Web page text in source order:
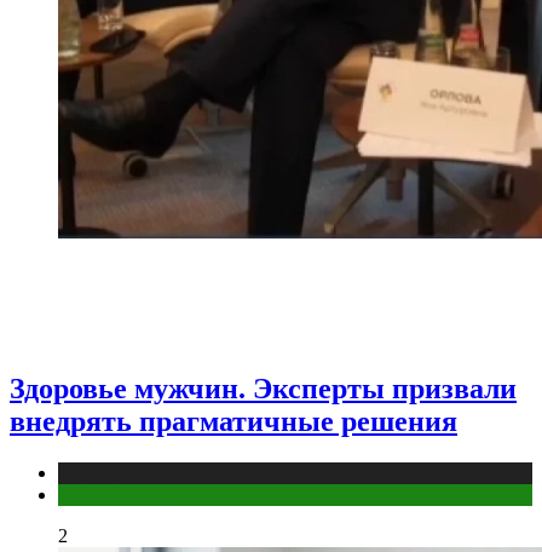
Здоровье мужчин. Эксперты призвали
внедрять прагматичные решения
2